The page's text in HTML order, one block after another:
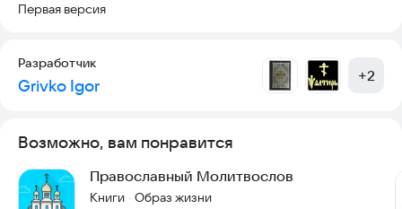
Первая версия
Разработчик
Grivko Igor +2
Возможно, вам понравится
Православный Молитвослов
Книги · Образ жизни